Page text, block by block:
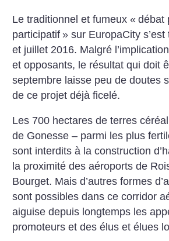
Le traditionnel et fumeux « débat
participatif » sur EuropaCity
et juillet 2016. Malgré
et opposants, le résultat qui doit
septembre laisse peu de doutes
de ce projet déjà ficelé.
Les 700 hectares de terres
de Gonesse – parmi les plus
sont interdits à la construction
la proximité des aéroports de
Bourget. Mais d’autres formes
sont possibles dans ce corridor
aiguise depuis longtemps les
promoteurs et des élus et élues